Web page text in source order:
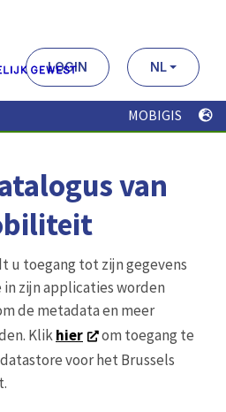
LOGIN NL
MOBIGIS
van
u toegang tot zijn gegevens
zijn applicaties worden
de metadata en meer
Klikhier
om toegang te
voor het Brussels